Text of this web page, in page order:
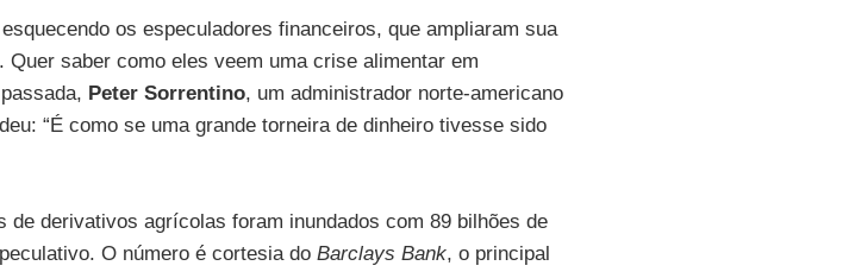
os especuladores financeiros, que ampliaram sua
Quer saber como eles veem uma crise alimentar em
Peter Sorrentino, um administrador norte-americano
“É como se uma grande torneira de dinheiro tivesse sido
de derivativos agrícolas foram inundados com 89 bilhões de
O número é cortesia do Barclays Bank, o principal